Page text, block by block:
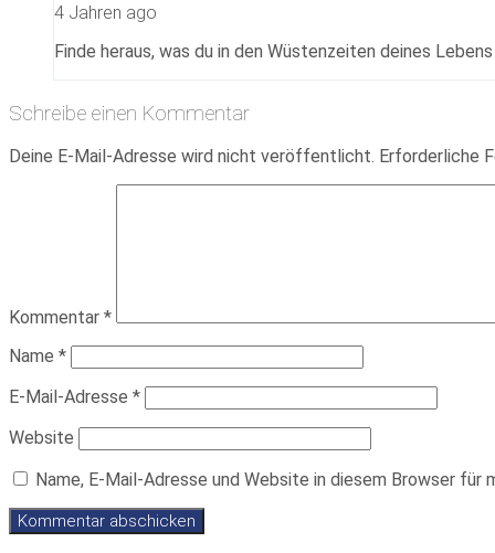
4 Jahren ago
Finde heraus, was du in den Wüstenzeiten deines
Schreibe einen Kommentar
Deine E-Mail-Adresse wird nicht veröffentlicht. Erforderliche
Kommentar *
Name *
E-Mail-Adresse *
Website
Name, E-Mail-Adresse und Website in diesem Browser für